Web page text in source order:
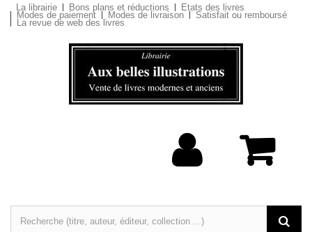
La librairie Bons plans et réductions Etats des livres
Modes de paiement Modes de livraison Satisfait ou remboursé
La revue de web des livres